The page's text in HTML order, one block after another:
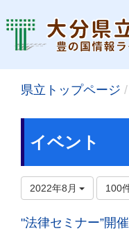
県立トップページ
イベント
2022年8月 100
"法律セミナー”開